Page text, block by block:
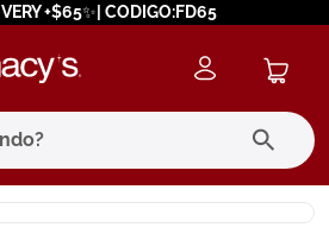
+$65✨| CODIGO:FD65